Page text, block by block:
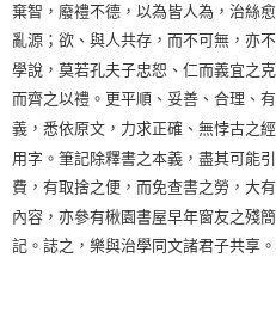
棄智，廢禮不德，以為皆人為，治絲
亂源；欲、與人共存，而不可無，亦
學說，莫若孔夫子忠恕、仁而義宜之
而齊之以禮。更平順、妥善、合理、
義，悉依原文，力求正確、無悖古之
用字。筆記除釋書之本義，盡其可能
費，有取捨之便，而免查書之勞，大
內容，亦參有楸園書屋早年窗友之殘
記。誌之，樂與治學同文諸君子共享。